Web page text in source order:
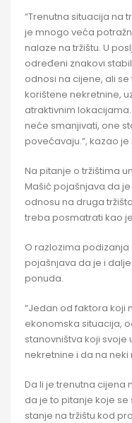
“Trenutna situacija na
je mnogo veća
nalaze na tržištu. U
određeni znakovi
odnosi na cijene, ali
korištene nekretnine,
atraktivnim
neće smanjivati, one
povećavaju.”, kazao je
Na pitanje o tržištima
Mašić pojašnjava da
odnosu na druga
treba posmatrati kao
O razlozima
pojašnjava da je i
ponuda.
“Jedan od faktora koji
ekonomska situacija,
stanovništva koji svoje
nekretnine i da na neki
Da li je trenutna cijena
da je to pitanje koje
stanje na tržištu kod